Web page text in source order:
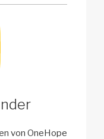
von OneHope